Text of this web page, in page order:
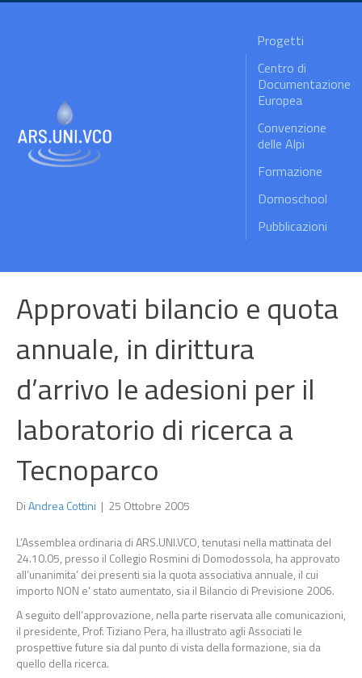
Progetti
Centro di
Documentazione
Europea
Convenzione
delle Alpi
Formazione
Domoschool
Pubblicazioni
Approvati bilancio e quota
annuale, in dirittura
d’arrivo le adesioni per il
laboratorio di ricerca a
Tecnoparco
DiAndrea Cottini | 25 Ottobre 2005
L’Assemblea ordinaria di ARS.UNI.VCO, tenutasi nella mattinata del
24.10.05, presso il Collegio Rosmini di Domodossola, ha approvato
all’unanimita’ dei presenti sia la quota associativa annuale, il cui
importo NON e’ stato aumentato, sia il Bilancio di Previsione 2006.
A seguito dell’approvazione, nella parte riservata alle comunicazioni,
il presidente, Prof. Tiziano Pera, ha illustrato agli Associati le
prospettive future sia dal punto di vista della formazione, sia da
quello della ricerca.